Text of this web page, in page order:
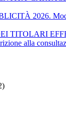
2026.
TITOLARI
alla